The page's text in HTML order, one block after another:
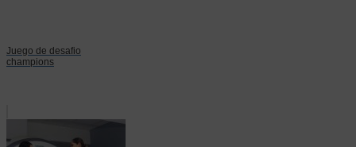
Juego de desafio
champions